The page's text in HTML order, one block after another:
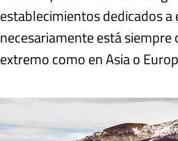
establecimientos dedicados
necesariamente está
extremo como en Asia o